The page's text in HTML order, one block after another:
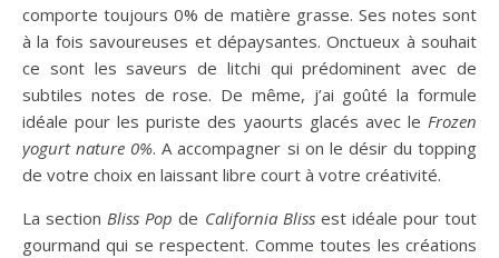
comporte toujours 0% de matière grasse. Ses notes sont
à la fois savoureuses et dépaysantes. Onctueux à souhait
ce sont les saveurs de litchi qui prédominent avec de
subtiles notes de rose. De même, j’ai goûté la formule
idéale pour les puriste des yaourts glacés avec le Frozen
yogurt nature 0%. A accompagner si on le désir du topping
de votre choix en laissant libre court à votre créativité.
La section Bliss Pop de California Bliss est idéale pour tout
gourmand qui se respectent. Comme toutes les créations